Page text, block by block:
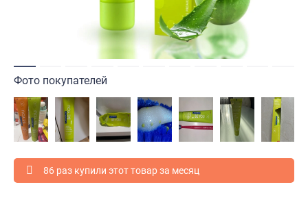
Фото покупателей
86 раз купили этот товар за месяц